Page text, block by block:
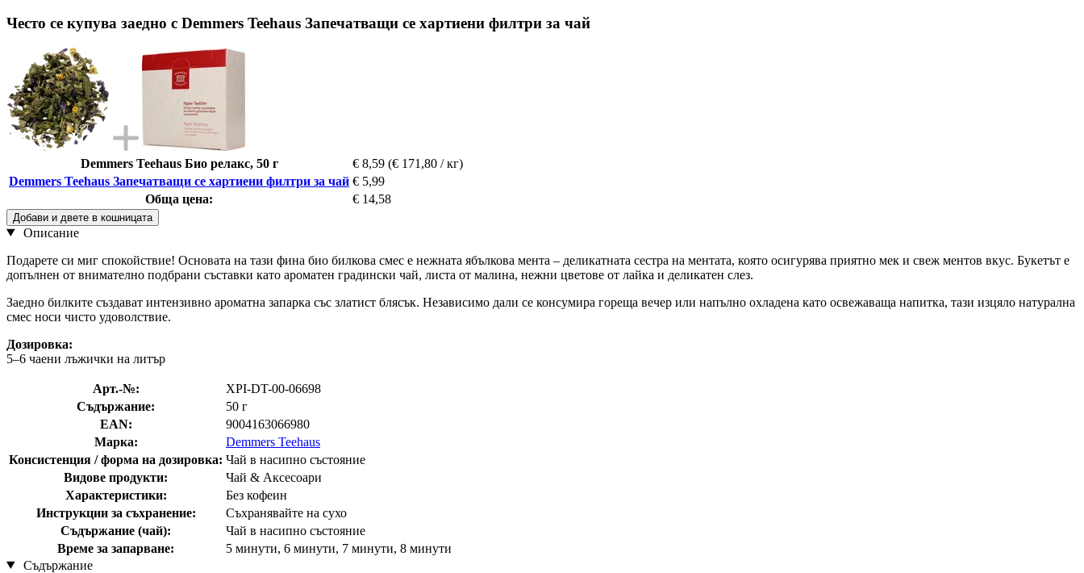
Често се купува заедно с Demmers Teehaus Запечатващи се хартиени филтри за чай
Demmers Teehaus Био релакс, 50 г € 8,59 (€ 171,80 / кг)
Demmers Teehaus Запечатващи се хартиени филтри за чай € 5,99
Обща цена:
€ 14,58
Добави и двете в кошницата
Описание
Подарете си миг спокойствие! Основата на тази фина био билкова смес е нежната ябълкова мента – деликатната сестра на ментата, която осигурява приятно мек и свеж ментов вкус. Букетът е
допълнен от внимателно подбрани съставки като ароматен градински чай, листа от малина, нежни цветове от лайка и деликатен слез.
Заедно билките създават интензивно ароматна запарка със златист блясък. Независимо дали се консумира гореща вечер или напълно охладена като освежаваща напитка, тази изцяло натурална
смес носи чисто удоволствие.
Дозировка:
5–6 чаени лъжички на литър
Арт.-№:
XPI-DT-00-06698
Съдържание:
50 г
EAN:
9004163066980
Марка:
Demmers Teehaus
Консистенция / форма на дозировка: Чай в насипно състояние
Видове продукти:
Чай & Аксесоари
Характеристики:
Без кофеин
Инструкции за съхранение:
Съхранявайте на сухо
Съдържание (чай):
Чай в насипно състояние
Време за запарване:
5 минути, 6 минути, 7 минути, 8 минути
Съдържание